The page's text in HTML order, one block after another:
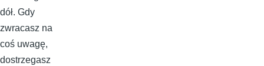
dół. Gdy
zwracasz na
coś uwagę,
dostrzegasz